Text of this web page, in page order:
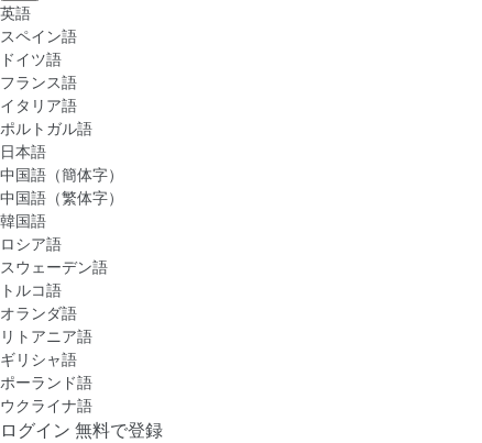
英語
スペイン語
ドイツ語
フランス語
イタリア語
ポルトガル語
日本語
中国語（簡体字）
中国語（繁体字）
韓国語
ロシア語
スウェーデン語
トルコ語
オランダ語
リトアニア語
ギリシャ語
ポーランド語
ウクライナ語
ログイン 無料で登録